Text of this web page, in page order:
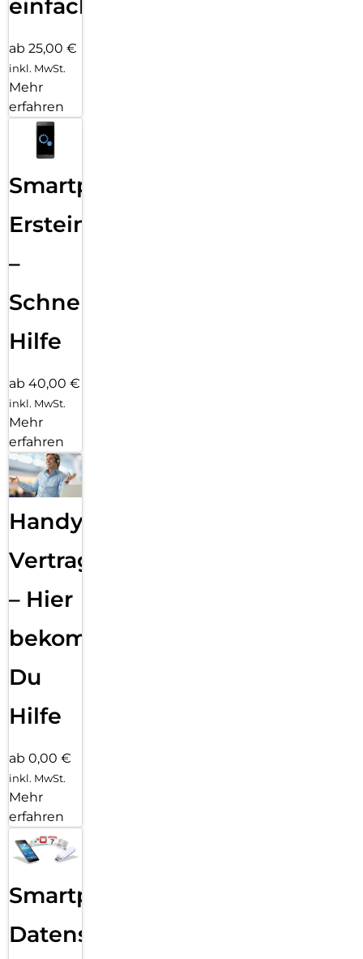
einfach
ab 25,00 €
inkl. MwSt.
Mehr
erfahren
Smartphone
Ersteinrichtung
–
Schnelle
Hilfe
ab 40,00 €
inkl. MwSt.
Mehr
erfahren
Handy
Vertragsabwicklung
– Hier
bekommst
Du
Hilfe
ab 0,00 €
inkl. MwSt.
Mehr
erfahren
Smartphone
Datensicherung